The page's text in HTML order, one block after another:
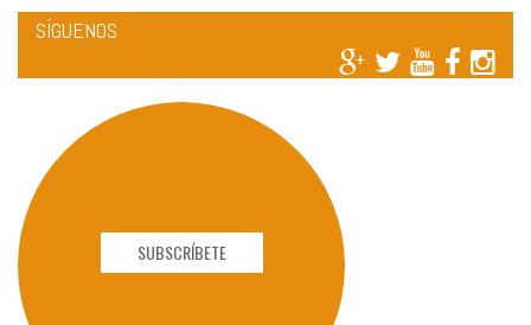
SÍGUENOS
SUBSCRÍBETE